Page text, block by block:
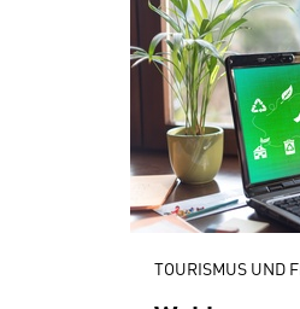
TOURISMUS UND